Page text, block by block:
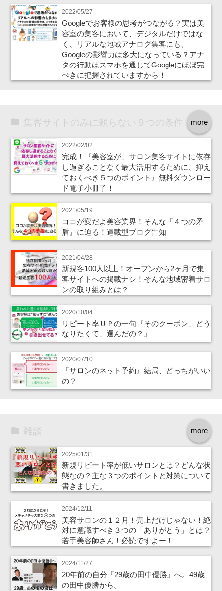
2022/05/27
Googleでお客様の思考がつながる？実は美
容室の集客において、デジタルだけではな
く、リアルな地域アナログ集客にも、
Googleの影響力は多大になっている？アナ
タの行動はスマホを通じてGoogleにほぼ完
ぺきに把握されていますから！
more
集客サイトのみに頼らない９つの条件
2022/02/02
完成！『美容室が、サロン集客サイトに依存
し過ぎることなく最大活用するために、抑え
ておくべき５つのポイント』無料ダウンロー
ド電子小冊子！
2021/05/19
ココが変だよ美容業界！そんな『４つの矛
盾』に迫る！連載型ブログ告知
2021/04/28
新規客100人以上！オープンから2ヶ月で集
客サイトへの掲載ナシ！そんな地域密着サロ
ンの取り組みとは？
2020/10/04
リピート率ＵＰの一句『そのクーポン、どう
なりたくて、選んだの？』
2020/07/10
『サロンのネット予約』結局、どっちがいい
の？
more
雑談
2025/01/31
新規リピート率が低いサロンとは？どんな状
態なの？主な３つのポイントと対策について
書きました。
2024/12/11
美容サロンの１２月！売上だけじゃない！絶
対に意識すべき３つの「ありがとう」とは？
若手美容師さん！必読ですよー！
2024/11/27
20年前の自分『29歳の田中優勝』へ。49歳
の田中優勝から。